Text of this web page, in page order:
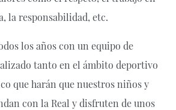
la responsabilidad, etc.
los años con un equipo de
tanto en el ámbito deportivo
que harán que nuestros niños y
con la Real y disfruten de unos